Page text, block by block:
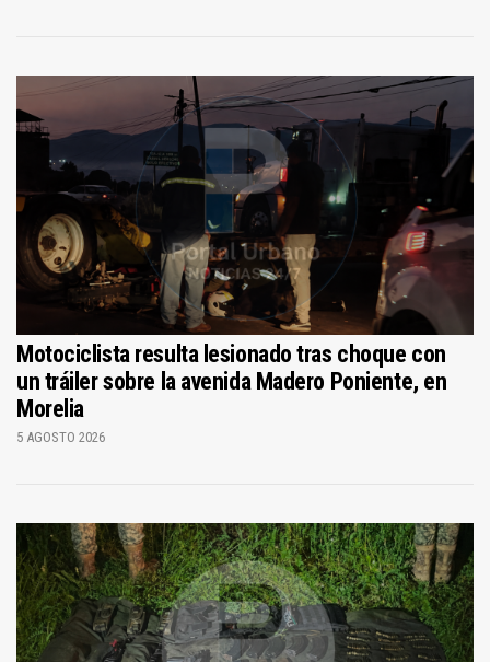
Motociclista resulta lesionado tras choque con
un tráiler sobre la avenida Madero Poniente, en
Morelia
5 AGOSTO 2026